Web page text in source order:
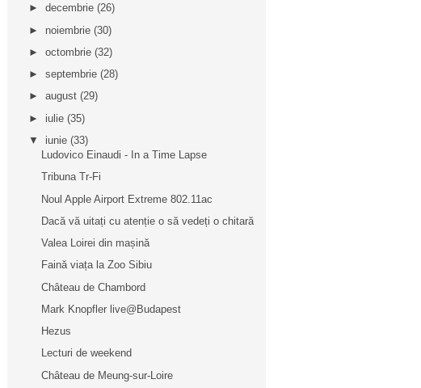
► decembrie (26)
► noiembrie (30)
► octombrie (32)
► septembrie (28)
► august (29)
► iulie (35)
▼ iunie (33)
Ludovico Einaudi - In a Time Lapse
Tribuna Tr-Fi
Noul Apple Airport Extreme 802.11ac
Dacă vă uitați cu atenție o să vedeți o chitară
Valea Loirei din mașină
Faină viața la Zoo Sibiu
Château de Chambord
Mark Knopfler live@Budapest
Hezus
Lecturi de weekend
Château de Meung-sur-Loire